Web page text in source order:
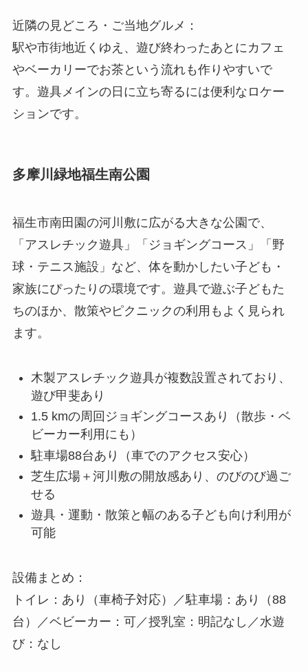
近隣の見どころ・ご当地グルメ：
駅や市街地近くゆえ、遊び終わったあとにカフェ
やベーカリーでお茶という流れも作りやすいで
す。遊具メインの日に立ち寄るには便利なロケー
ションです。
多摩川緑地福生南公園
福生市南田園の河川敷に広がる大きな公園で、
「アスレチック遊具」「ジョギングコース」「野
球・テニス施設」など、体を動かしたい子ども・
家族にぴったりの環境です。遊具で遊ぶ子どもた
ちのほか、散策やピクニックの利用もよく見られ
ます。
木製アスレチック遊具が複数設置されており、
遊び甲斐あり
1.5 kmの周回ジョギングコースあり（散歩・ベ
ビーカー利用にも）
駐車場88台あり（車でのアクセス安心）
芝生広場＋河川敷の開放感あり、のびのび過ご
せる
遊具・運動・散策と幅のある子ども向け利用が
可能
設備まとめ：
トイレ：あり（車椅子対応）／駐車場：あり（88
台）／ベビーカー：可／授乳室：明記なし／水遊
び：なし